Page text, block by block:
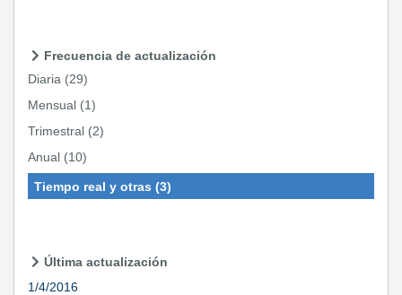
Frecuencia de actualización
Diaria (29)
Mensual (1)
Trimestral (2)
Anual (10)
Tiempo real y otras (3)
Última actualización
1/4/2016